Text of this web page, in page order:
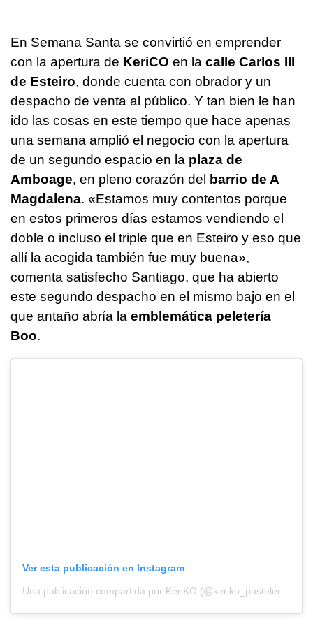
En Semana Santa se convirtió en emprender
con la apertura de KeriCO en la calle Carlos III
de Esteiro, donde cuenta con obrador y un
despacho de venta al público. Y tan bien le han
ido las cosas en este tiempo que hace apenas
una semana amplió el negocio con la apertura
de un segundo espacio en la plaza de
Amboage, en pleno corazón del
barrio de A
Magdalena. «Estamos muy contentos porque
en estos primeros días estamos vendiendo el
doble o incluso el triple que en Esteiro y eso que
allí la acogida también fue muy buena»,
comenta satisfecho Santiago, que ha abierto
este segundo despacho en el mismo bajo en el
que antaño abría la emblemática peletería
Boo.
Ver esta publicación en Instagram
Una publicación compartida por KeriKO (@keriko_pasteleria)